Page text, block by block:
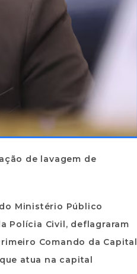
de lavagem de
Ministério Público
Polícia Civil, deflagraram
Comando da Capital
atua na capital